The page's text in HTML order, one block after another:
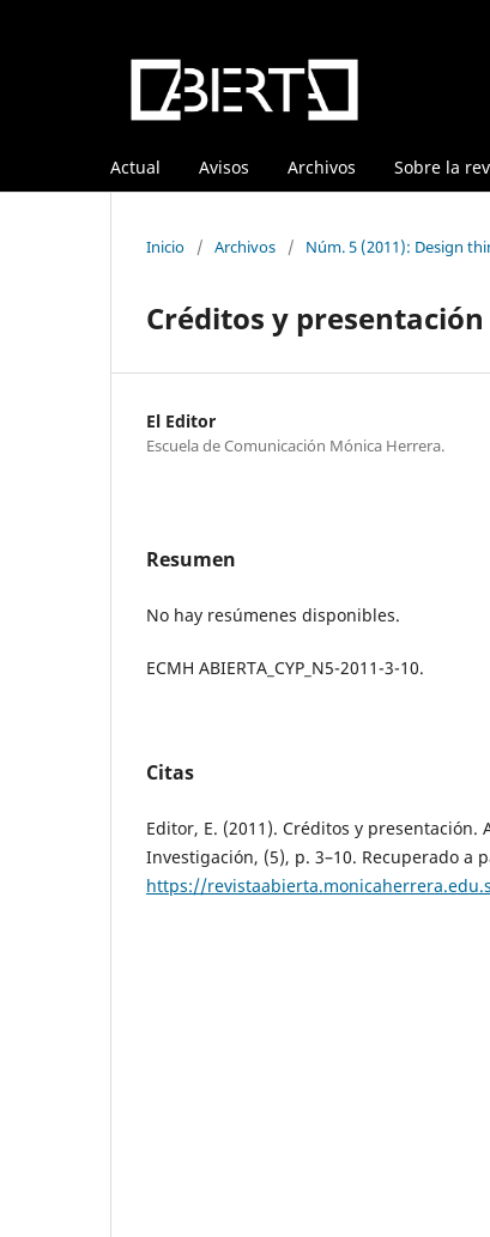
Actual Avisos Archivos Sobre la
Inicio / Archivos / Núm. 5 (2011): Design
Créditos y presentación
El Editor
Escuela de Comunicación Mónica Herrera.
Resumen
No hay resúmenes disponibles.
ECMH ABIERTA_CYP_N5-2011-3-10.
Citas
Editor, E. (2011). Créditos y presentación.
Investigación, (5), p. 3–10. Recuperado a
https://